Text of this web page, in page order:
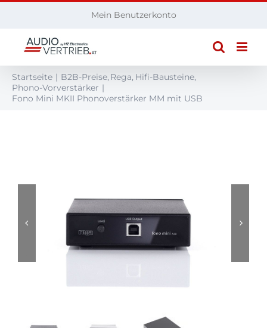
springen
Mein Benutzerkonto
Startseite B2B-Preise Rega Hifi-Bausteine
Phono-Vorverstärker
Fono Mini MKII Phonoverstärker MM mit USB